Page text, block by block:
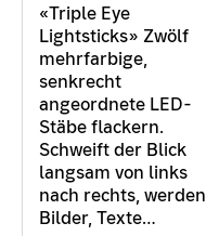
«Triple Eye
Lightsticks» Zwölf
mehrfarbige,
senkrecht
angeordnete LED-
Stäbe flackern.
Schweift der Blick
langsam von links
nach rechts, werden
Bilder, Texte…